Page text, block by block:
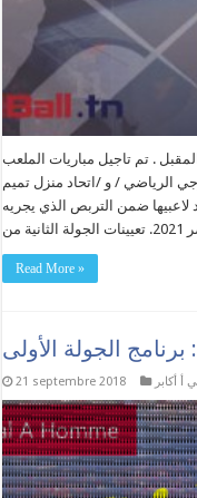
. تم تاجيل مباريات الملعب
الرياضي / و /اتحاد منزل تميم
ضمن التربص الذي يجريه
Read More »
الجولة الأولى
21 septembre 2018 أ أكابر